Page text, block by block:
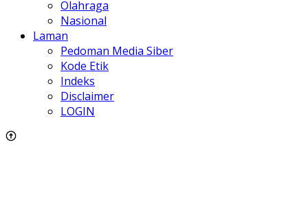
Olahraga
Nasional
Laman
Pedoman Media Siber
Kode Etik
Indeks
Disclaimer
LOGIN